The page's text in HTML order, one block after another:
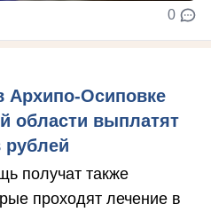
0
Архипо-Осиповке
области выплатят
получат также
проходят лечение в